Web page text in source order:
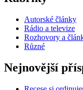
Autorské články
Rádio a televize
Rozhovory a
Různé
Nejnovější